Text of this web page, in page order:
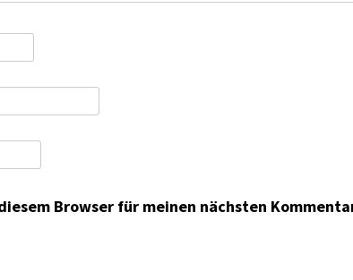
Browser für meinen nächsten